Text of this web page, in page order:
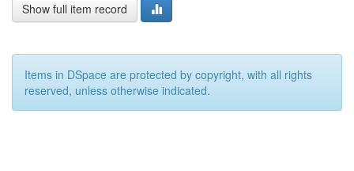
Show full item record
Items in DSpace are protected by copyright, with all rights
reserved, unless otherwise indicated.